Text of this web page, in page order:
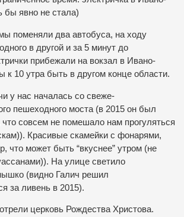
бы явно не стала)
поменяли два автобуса, на ходу
в другой и за 5 минут до
прибежали на вокзал в Ивано-
к 10 утра быть в другом конце области.
у нас началась со свеже-
пешеходного моста (в 2015 он был
что совсем не помешало нам прогуляться
Красивые скамейки с фонарями,
что может быть “вкуснее” утром (не
На улице светило
(видно Галич решил
за ливень в 2015).
церковь Рождества Христова.